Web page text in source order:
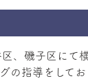
、磯子区にて
の指導をして